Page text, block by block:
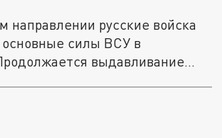
направлении русские войска
силы ВСУ в
выдавливание...